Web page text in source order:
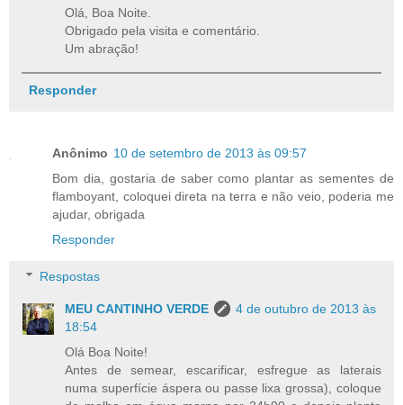
Olá, Boa Noite.
Obrigado pela visita e comentário.
Um abração!
Responder
Anônimo 10 de setembro de 2013 às 09:57
Bom dia, gostaria de saber como plantar as sementes de
flamboyant, coloquei direta na terra e não veio, poderia me
ajudar, obrigada
Responder
Respostas
MEU CANTINHO VERDE
4 de outubro de 2013 às
18:54
Olá Boa Noite!
Antes de semear, escarificar, esfregue as laterais
numa superfície áspera ou passe lixa grossa), coloque